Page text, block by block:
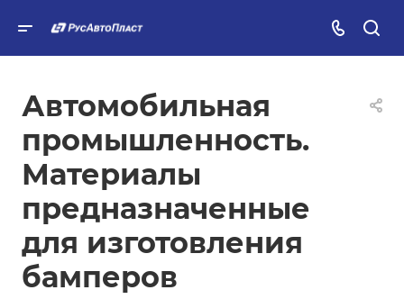
Автомобильная
промышленность.
Материалы
предназначенные
для изготовления
бамперов